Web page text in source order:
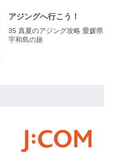
アジングへ行こう！
35 真夏のアジング攻略 愛媛県
宇和島の旅